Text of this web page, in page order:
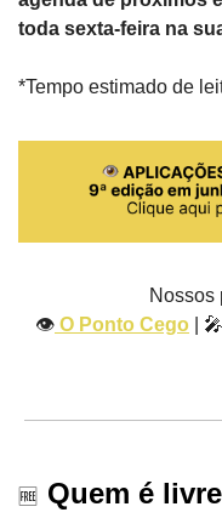
toda sexta-feira na
*Tempo estimado de
Nossos
👁 O Ponto Cego 🎤
🆓 Quem é